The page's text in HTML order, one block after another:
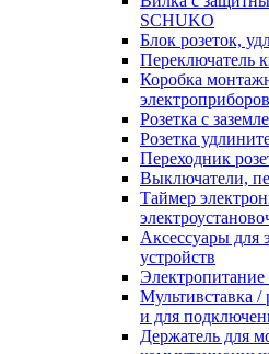
SCHUKO
Блок розеток,
Переключатель
Коробка
Розетка с
Розетка
Переходник
Выключатели,
Таймер
Аксессуары для
устройств
Электропитание
Мультивставка /
и для
Держатель для